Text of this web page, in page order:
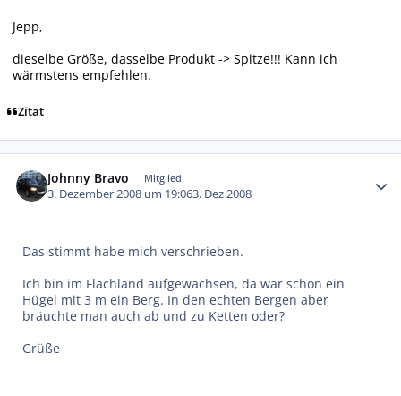
Jepp,
dieselbe Größe, dasselbe Produkt -> Spitze!!! Kann ich
wärmstens empfehlen.
Zitat
Johnny Bravo Mitglied
3. Dezember 2008 um 19:063. Dez 2008
Das stimmt habe mich verschrieben.
Ich bin im Flachland aufgewachsen, da war schon ein
Hügel mit 3 m ein Berg. In den echten Bergen aber
bräuchte man auch ab und zu Ketten oder?
Grüße